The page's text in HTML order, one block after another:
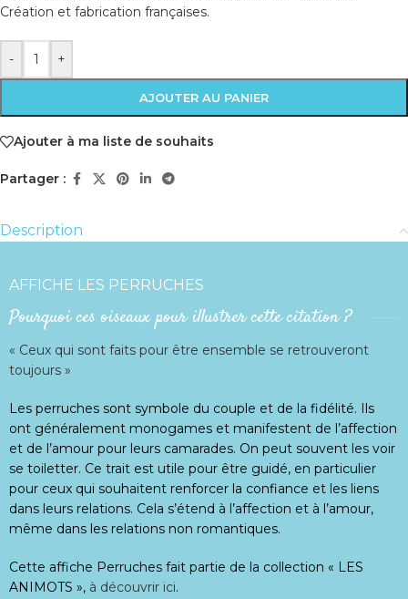
Création et fabrication françaises.
- +
AJOUTER AU PANIER
Ajouter à ma liste de souhaits
Partager :
Description
AFFICHE LES PERRUCHES
Pourquoi ces oiseaux pour illustrer cette citation ?
« Ceux qui sont faits pour être ensemble se retrouveront
toujours »
Les perruches sont symbole du couple et de la fidélité. Ils
ont généralement monogames et manifestent de l’affection
et de l’amour pour leurs camarades. On peut souvent les voir
se toiletter. Ce trait est utile pour être guidé, en particulier
pour ceux qui souhaitent renforcer la confiance et les liens
dans leurs relations. Cela s’étend à l’affection et à l’amour,
même dans les relations non romantiques.
Cette affiche Perruches fait partie de la collection « LES
ANIMOTS », à découvrir ici.